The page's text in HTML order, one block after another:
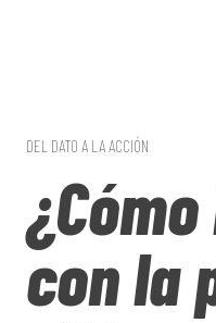
Normas de
publicación
Política de
cookies
DEL DATO A LA ACCIÓN
con la